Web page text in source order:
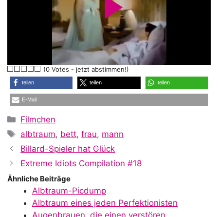
P
l
a
y
V
i
(0 Votes - jetzt abstimmen!)
teilen teilen teilen
E-Mail
Kategorien
Filmchen
Schlagwörter
albtraum, bett,frau, mann
Billard-Spieler hat Glück
Extreme Idiots Compilation #18
Ähnliche Beiträge
Albtraum-Picdump
Albtraum eines jeden Perfektionisten
Augenbrauen, die einen verstören